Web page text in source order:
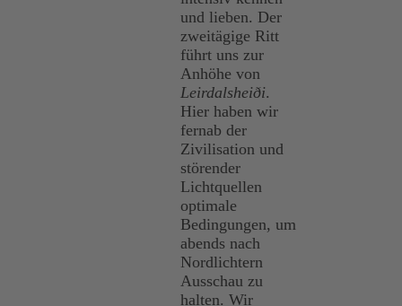
und lieben. Der
zweitägige Ritt
führt uns zur
Anhöhe von
Leirdalsheiði.
Hier haben wir
fernab der
Zivilisation und
störender
Lichtquellen
optimale
Bedingungen, um
abends nach
Nordlichtern
Ausschau zu
halten. Wir